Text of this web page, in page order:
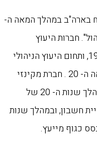
בארה"ב במהלך המאה ה-
חברות היעוץ
הראשונות נוסדו בסוף המאה ה- 19, ותחום היעוץ הניהולי
צמח בצורה הדרגתית במהלך המאה ה- 20 . חברת מקינזי
שנחשבה כפורצת דרך נוסדה במהלך שנות ה- 20 של
בראיית חשבון, ובמהלך שנות